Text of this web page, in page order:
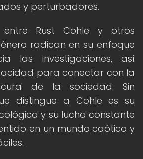
y perturbadores.
entre Rust Cohle y otros
radican en su enfoque
las investigaciones, así
para conectar con la
de la sociedad. Sin
distingue a Cohle es su
y su lucha constante
en un mundo caótico y